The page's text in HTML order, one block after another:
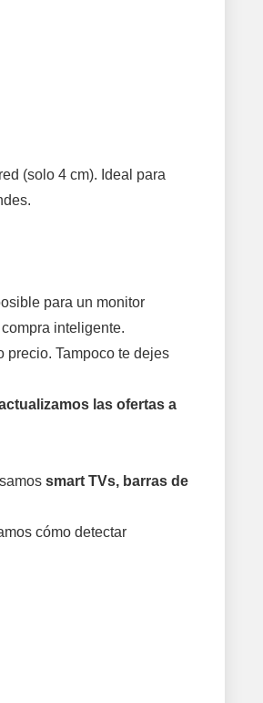
(solo 4 cm). Ideal para
para un monitor
inteligente.
precio. Tampoco te dejes
las ofertas a
smart TVs, barras de
cómo detectar